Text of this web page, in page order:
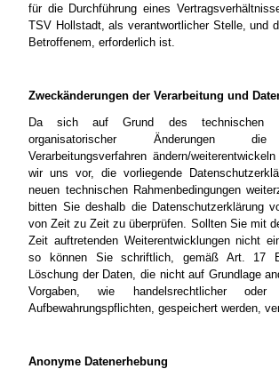
für die Durchführung eines
TSV Hollstadt, als verantwortlicher Stelle, und
Betroffenem, erforderlich ist.
Zweckänderungen der Verarbeitung und
Da sich auf Grund des technischen
organisatorischer Änderungen die
Verarbeitungsverfahren ändern/
wir uns vor, die vorliegende
neuen technischen Rahmenbedingungen
bitten Sie deshalb die Datenschutzerklärung
von Zeit zu Zeit zu überprüfen. Sollten Sie mit
Zeit auftretenden Weiterentwicklungen nicht
so können Sie schriftlich, gemäß Art. 17
Löschung der Daten, die nicht auf Grundlage
Vorgaben, wie handelsrechtlicher oder
Aufbewahrungspflichten, gespeichert werden,
Anonyme Datenerhebung